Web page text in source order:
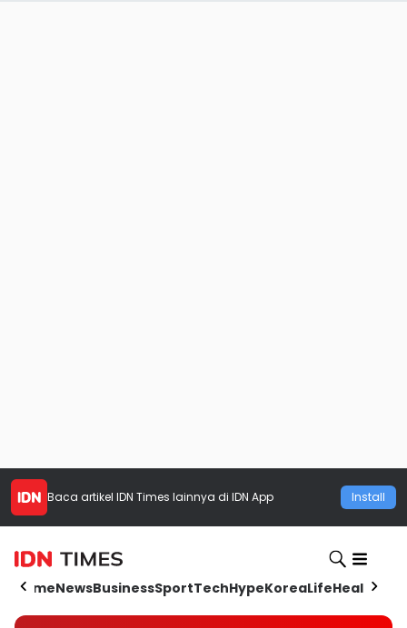
Baca artikel IDN Times lainnya di IDN App Install
HomeNewsBusinessSportTechHypeKoreaLifeHealth